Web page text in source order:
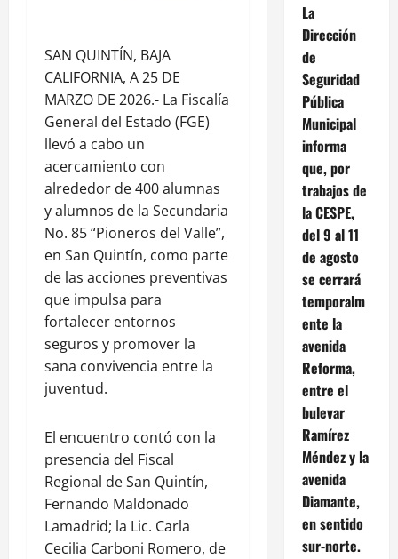
SAN QUINTÍN, BAJA
CALIFORNIA, A 25 DE
MARZO DE 2026.- La Fiscalía
General del Estado (FGE)
llevó a cabo un
acercamiento con
alrededor de 400 alumnas
y alumnos de la Secundaria
No. 85 “Pioneros del Valle”,
en San Quintín, como parte
de las acciones preventivas
que impulsa para
fortalecer entornos
seguros y promover la
sana convivencia entre la
juventud.
El encuentro contó con la
presencia del Fiscal
Regional de San Quintín,
Fernando Maldonado
Lamadrid; la Lic. Carla
Cecilia Carboni Romero, de
La
Dirección
de
Seguridad
Pública
Municipal
informa
que, por
trabajos de
la CESPE,
del 9 al 11
de agosto
se cerrará
temporalm
ente la
avenida
Reforma,
entre el
bulevar
Ramírez
Méndez y la
avenida
Diamante,
en sentido
sur-norte.